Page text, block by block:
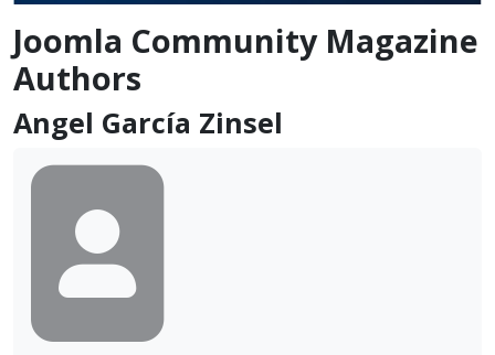
Joomla Community Magazine
Authors
Angel García Zinsel